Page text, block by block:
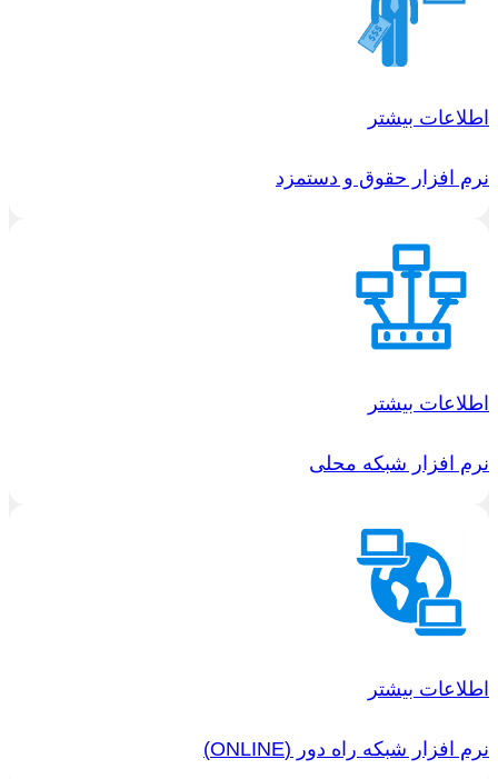
اطلاعات بیشتر
نرم افزار حقوق و دستمزد
اطلاعات بیشتر
نرم افزار شبکه محلی
اطلاعات بیشتر
نرم افزار شبکه راه دور (ONLINE)